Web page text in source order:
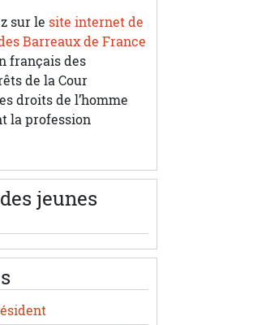
sur le site internet de
Barreaux de France
français des
de la Cour
droits de l’homme
la profession
jeunes